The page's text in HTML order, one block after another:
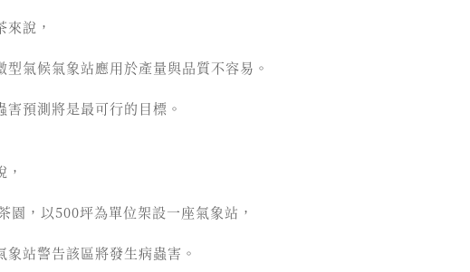
來說，
型氣候氣象站應用於產量與品質不容易。
害預測將是最可行的目標。
園，以500坪為單位架設一座氣象站，
象站警告該區將發生病蟲害。